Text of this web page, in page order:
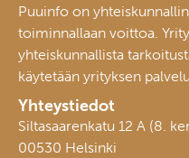
Puuinfo on
toiminnallaan voittoa.
yhteiskunnallista
käytetään yrityksen
Yhteystiedot
Siltasaarenkatu 12 A (8.
00530 Helsinki